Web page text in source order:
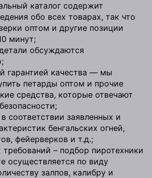
каталог содержит
обо всех товарах, так что
оптом и другие позиции
минут;
обсуждаются
гарантией качества — мы
петарды оптом и прочие
средства, которые отвечают
соответствии заявленных и
бенгальских огней,
фейерверков и т.д.;
требований – подбор пиротехники
осуществляется по виду
залпов, калибру и